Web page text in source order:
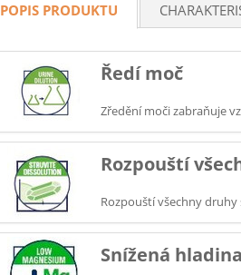
POPIS PRODUKTU
Ředí moč
Zředění moči zabraňuje
Rozpouští
Rozpouští všechny
Snížená